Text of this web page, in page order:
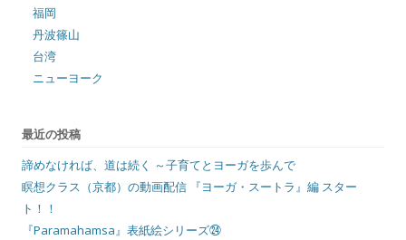
福岡
丹波篠山
台湾
ニューヨーク
最近の投稿
諦めなければ、道は続く ～子育てとヨーガを歩んで
瞑想クラス（京都）の動画配信 『ヨーガ・スートラ』編 スター
ト！！
『Paramahamsa』表紙絵シリーズ㉔